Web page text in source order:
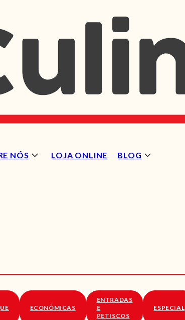
NÓS LOJA ONLINE BLOG
SOBRE NÓS
ECONÓMICAS
ENTRADAS
E
PETISCOS
ESPECIAL